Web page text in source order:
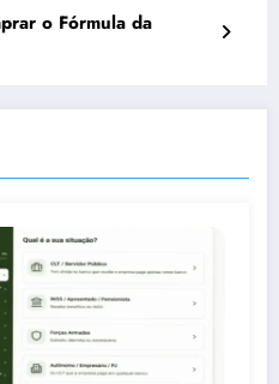
o Fórmula da